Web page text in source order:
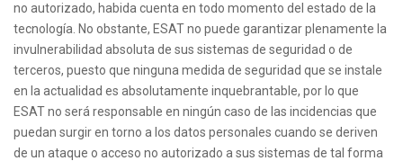
no autorizado, habida cuenta en todo momento del estado de la
tecnología. No obstante, ESAT no puede garantizar plenamente la
invulnerabilidad absoluta de sus sistemas de seguridad o de
terceros, puesto que ninguna medida de seguridad que se instale
en la actualidad es absolutamente inquebrantable, por lo que
ESAT no será responsable en ningún caso de las incidencias que
puedan surgir en torno a los datos personales cuando se deriven
de un ataque o acceso no autorizado a sus sistemas de tal forma